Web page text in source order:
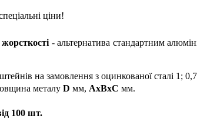
ціни!
- альтернатива стандартним
на замовлення з оцинкованої сталі 1;
металу D мм, AxBxC мм.
100 шт.